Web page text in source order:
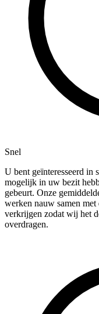
Snel
U bent geïnteresseerd in
mogelijk in uw bezit
gebeurt. Onze
werken nauw samen
verkrijgen zodat wij het
overdragen.